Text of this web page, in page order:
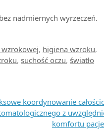
nadmiernych wyrzeczeń.
, higiena wzroku,
, suchość oczu, światło
koordynowanie
z
komfortu